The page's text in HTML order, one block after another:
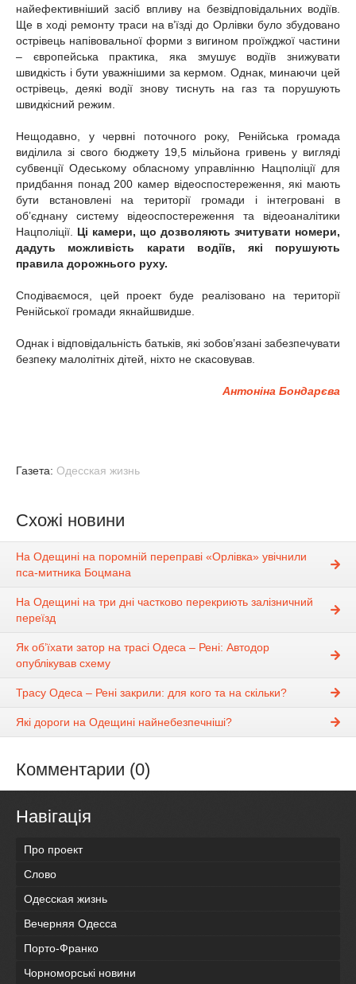
найефективніший засіб впливу на безвідповідальних водіїв.
Ще в ході ремонту траси на в’їзді до Орлівки було збудовано
острівець напівовальної форми з вигином проїжджої частини
– європейська практика, яка змушує водіїв знижувати
швидкість і бути уважнішими за кермом. Однак, минаючи цей
острівець, деякі водії знову тиснуть на газ та порушують
швидкісний режим.
Нещодавно, у червні поточного року, Ренійська громада
виділила зі свого бюджету 19,5 мільйона гривень у вигляді
субвенції Одеському обласному управлінню Нацполіції для
придбання понад 200 камер відеоспостереження, які мають
бути встановлені на території громади і інтегровані в
об’єднану систему відеоспостереження та відеоаналітики
Нацполіції.
Ці камери, що дозволяють зчитувати номери,
дадуть можливість карати водіїв, які порушують
правила дорожнього руху.
Сподіваємося, цей проект буде реалізовано на території
Ренійської громади якнайшвидше.
Однак і відповідальність батьків, які зобов’язані забезпечувати
безпеку малолітніх дітей, ніхто не скасовував.
Антоніна Бондарєва
Газета: Одесская жизнь
Схожі новини
На Одещині на поромній переправі «Орлівка» увічнили
пса-митника Боцмана
На Одещині на три дні частково перекриють залізничний
переїзд
Як об’їхати затор на трасі Одеса – Рені: Автодор
опублікував схему
Трасу Одеса – Рені закрили: для кого та на скільки?
Які дороги на Одещині найнебезпечніші?
Комментарии (0)
Навігація
Про проект
Слово
Одесская жизнь
Вечерняя Одесса
Порто-Франко
Чорноморські новини